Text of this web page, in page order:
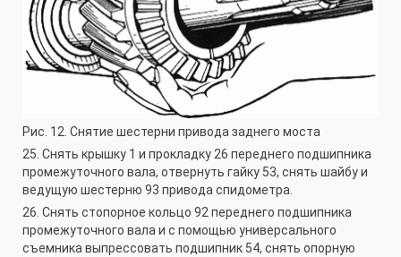
Рис. 12. Снятие шестерни привода заднего моста
25. Снять крышку 1 и прокладку 26 переднего подшипника
промежуточного вала, отвернуть гайку 53, снять шайбу и
ведущую шестерню 93 привода спидометра.
26. Снять стопорное кольцо 92 переднего подшипника
промежуточного вала и с помощью универсального
съемника выпрессовать подшипник 54, снять опорную